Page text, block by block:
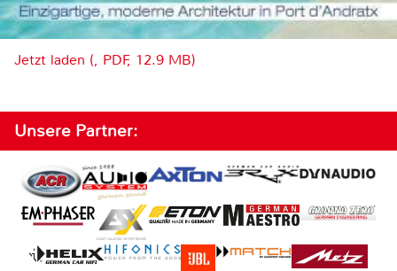
Jetzt laden (, PDF, 12.9 MB)
Unsere Partner: